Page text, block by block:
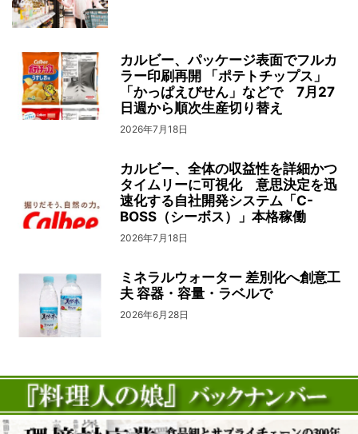
カルビー、パッケージ表面でフルカ
ラー印刷再開 「ポテトチップス」
「かっぱえびせん」などで 7月27
日週から順次生産切り替え
2026年7月18日
カルビー、全体の収益性を詳細かつ
タイムリーに可視化 意思決定を迅
速化する自社開発システム「C-
BOSS（シーボス）」本格稼働
2026年7月18日
ミネラルウォーター 差別化へ創意工
夫 容器・容量・ラベルで
2026年6月28日